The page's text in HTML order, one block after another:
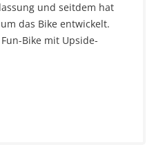
und seitdem hat
das Bike entwickelt.
Bike mit Upside-